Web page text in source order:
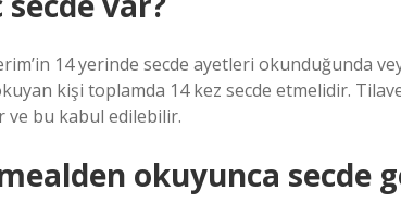
14 yerinde secde ayetleri okunduğunda
kişi toplamda 14 kez secde etmelidir.
ve bu kabul edilebilir.
okuyunca secde